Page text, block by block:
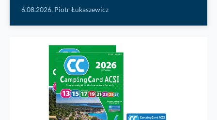
6.08.2026, Piotr Łukaszewicz